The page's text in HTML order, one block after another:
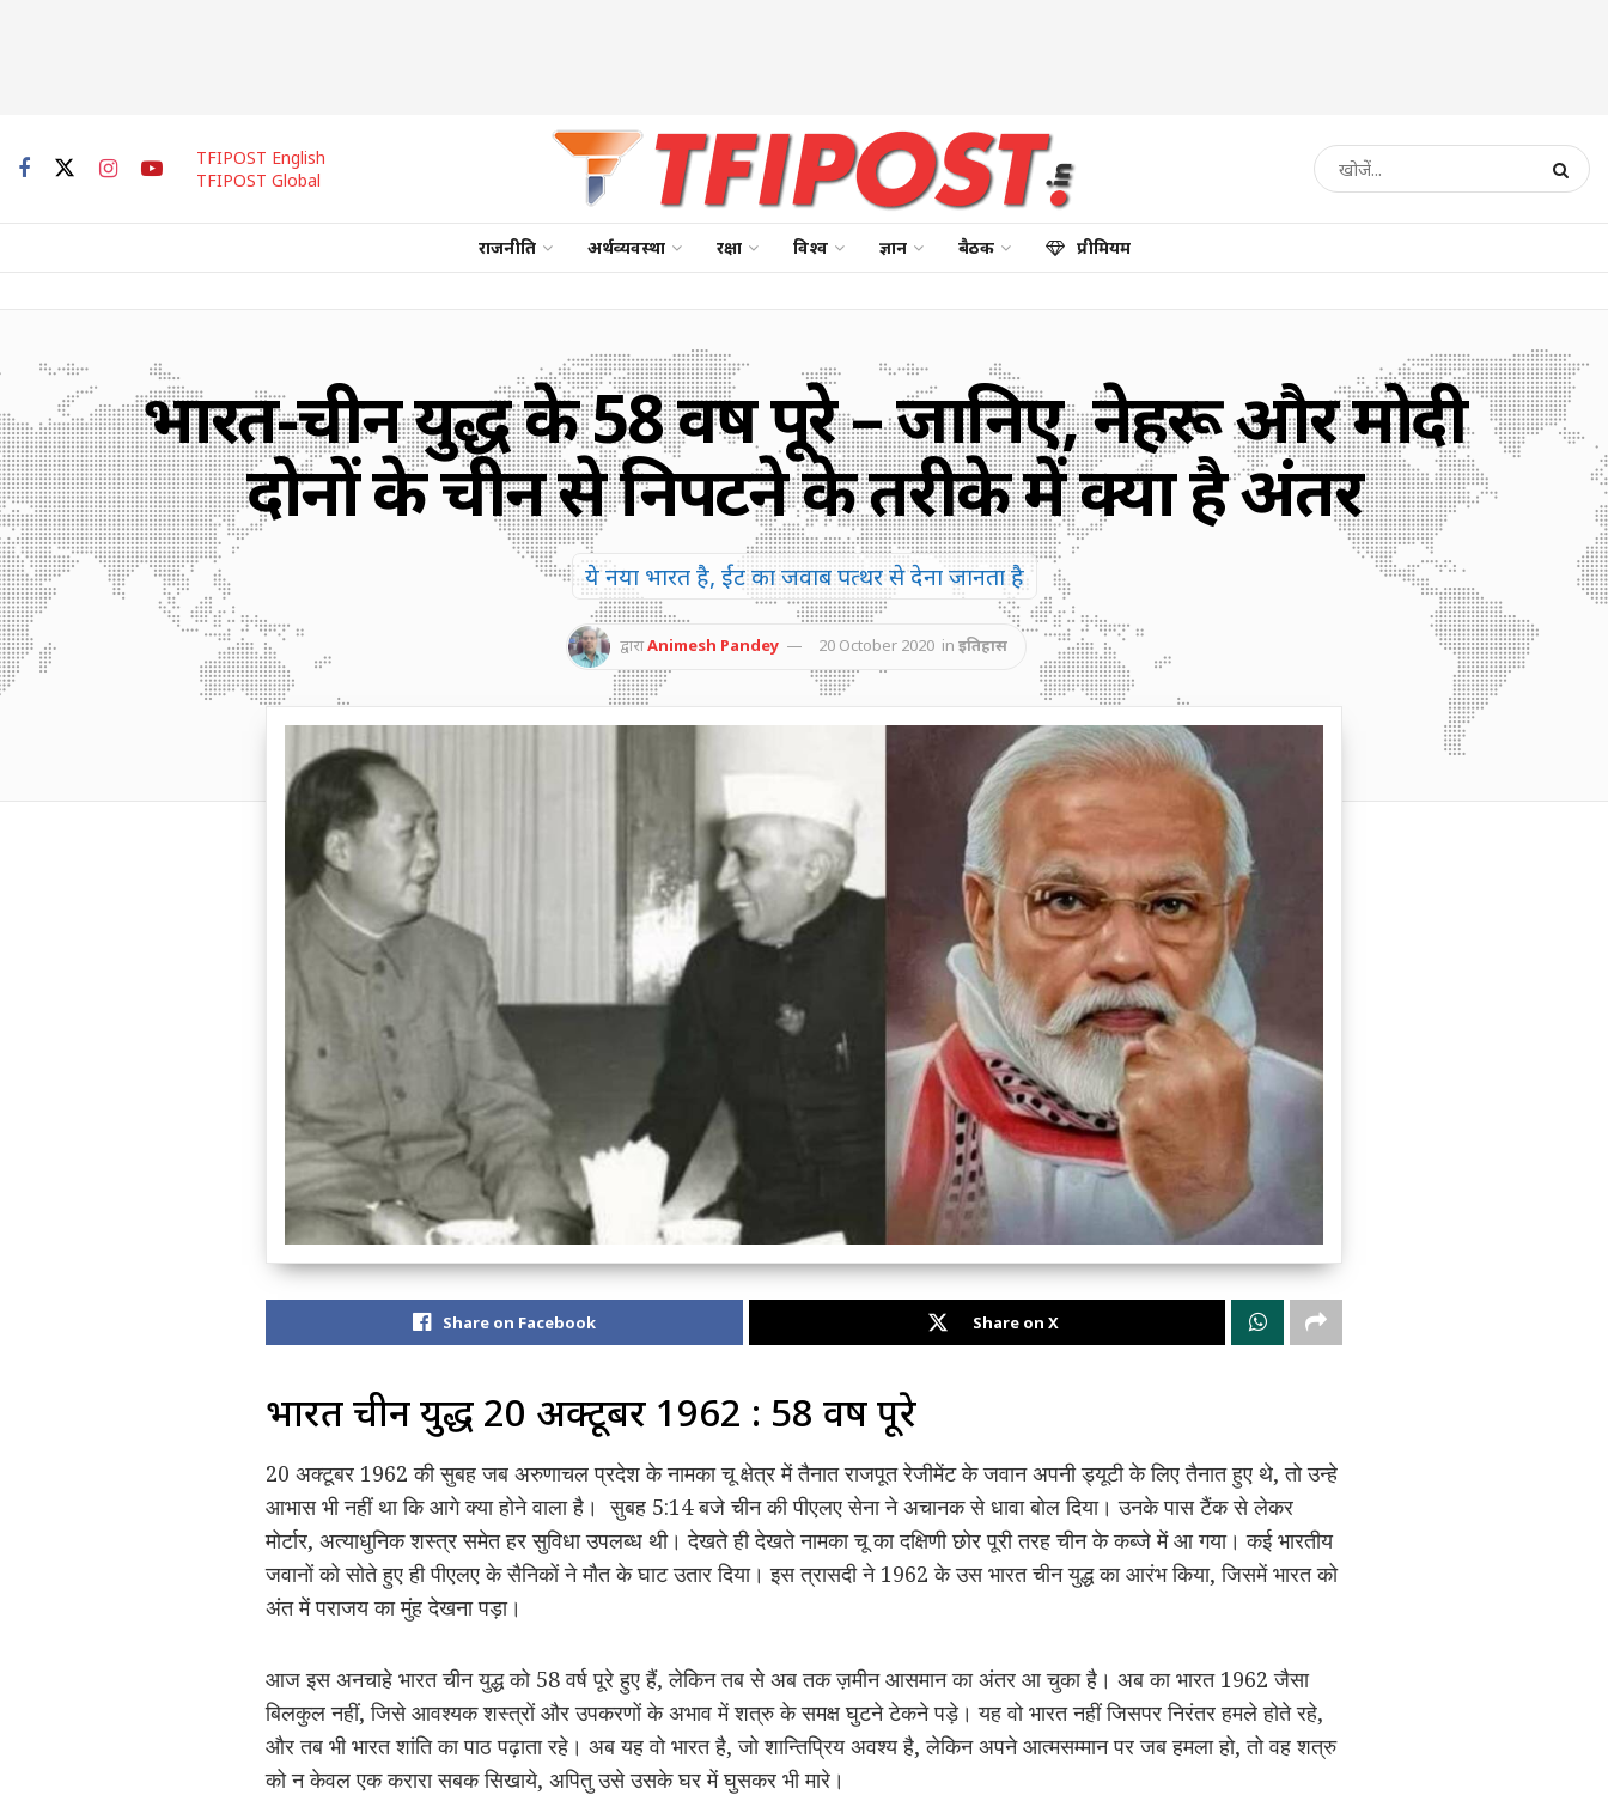
TFIPOST English
TFIPOST Global
राजनीति अर्थव्यवस्था रक्षा विश्व ज्ञान बैठक प्रीमियम
भारत-चीन युद्ध के 58 वर्ष पूरे – जानिए, नेहरू और मोदी
दोनों के चीन से निपटने के तरीके में क्या है अंतर
ये नया भारत है, ईंट का जवाब पत्थर से देना जानता है
द्वाराAnimesh Pandey 20 October 2020 in इतिहास
Share on Facebook Share on X
भारत चीन युद्ध 20 अक्टूबर 1962 : 58 वर्ष पूरे
20 अक्टूबर 1962 की सुबह जब अरुणाचल प्रदेश के नामका चू क्षेत्र में तैनात राजपूत रेजीमेंट के जवान अपनी ड्यूटी के लिए तैनात हुए थे, तो उन्हे
आभास भी नहीं था कि आगे क्या होने वाला है। सुबह 5:14 बजे चीन की पीएलए सेना ने अचानक से धावा बोल दिया। उनके पास टैंक से लेकर
मोर्टार, अत्याधुनिक शस्त्र समेत हर सुविधा उपलब्ध थी। देखते ही देखते नामका चू का दक्षिणी छोर पूरी तरह चीन के कब्जे में आ गया। कई भारतीय
जवानों को सोते हुए ही पीएलए के सैनिकों ने मौत के घाट उतार दिया। इस त्रासदी ने 1962 के उस भारत चीन युद्ध का आरंभ किया, जिसमें भारत को
अंत में पराजय का मुंह देखना पड़ा।
आज इस अनचाहे भारत चीन युद्ध को 58 वर्ष पूरे हुए हैं, लेकिन तब से अब तक ज़मीन आसमान का अंतर आ चुका है। अब का भारत 1962 जैसा
बिलकुल नहीं, जिसे आवश्यक शस्त्रों और उपकरणों के अभाव में शत्रु के समक्ष घुटने टेकने पड़े। यह वो भारत नहीं जिसपर निरंतर हमले होते रहे,
और तब भी भारत शांति का पाठ पढ़ाता रहे। अब यह वो भारत है, जो शान्तिप्रिय अवश्य है, लेकिन अपने आत्मसम्मान पर जब हमला हो, तो वह शत्रु
को न केवल एक करारा सबक सिखाये, अपितु उसे उसके घर में घुसकर भी मारे।